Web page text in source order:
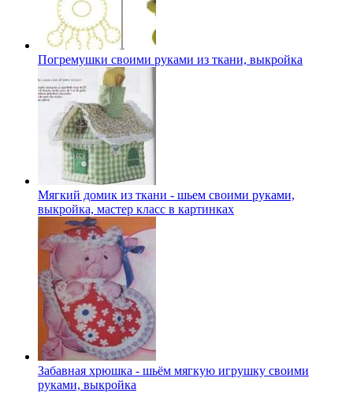
Погремушки своими руками из ткани, выкройка
Мягкий домик из ткани - шьем своими руками,
выкройка, мастер класс в картинках
Забавная хрюшка - шьём мягкую игрушку своими
руками, выкройка